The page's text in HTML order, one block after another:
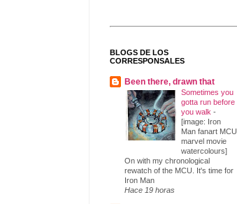
BLOGS DE LOS
CORRESPONSALES
Been there, drawn that
Sometimes you
gotta run before
you walk -
[image: Iron
Man fanart MCU
marvel movie
watercolours]
On with my chronological
rewatch of the MCU. It's time for
Iron Man
Hace 19 horas